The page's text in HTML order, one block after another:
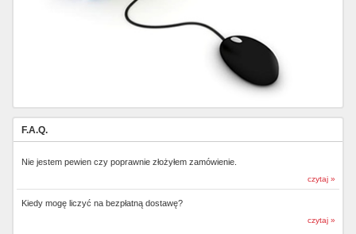
F.A.Q.
Nie jestem pewien czy poprawnie złożyłem zamówienie.
czytaj »
Kiedy mogę liczyć na bezpłatną dostawę?
czytaj »